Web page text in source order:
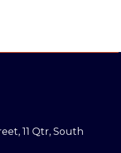
11 Qtr, South